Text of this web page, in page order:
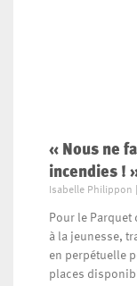
« Nous ne
incendies !
Isabelle Philippon
Pour le Parquet
à la jeunesse,
en perpétuelle
places